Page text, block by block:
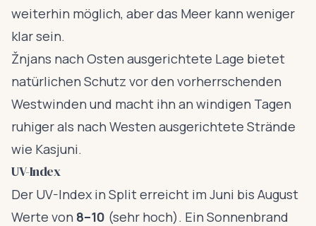
weiterhin möglich, aber das Meer kann weniger
klar sein.
Žnjans nach Osten ausgerichtete Lage bietet
natürlichen Schutz vor den vorherrschenden
Westwinden und macht ihn an windigen Tagen
ruhiger als nach Westen ausgerichtete Strände
wie Kasjuni.
UV-Index
Der UV-Index in Split erreicht im Juni bis August
Werte von 8–10 (sehr hoch). Ein Sonnenbrand